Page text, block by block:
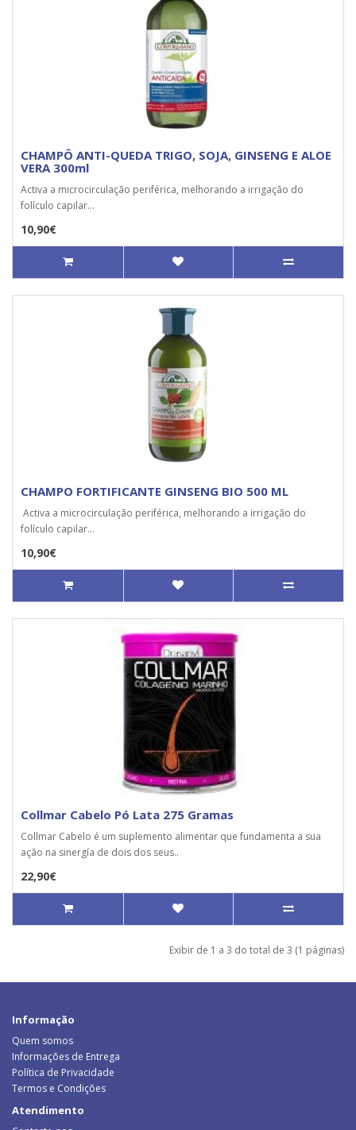
CHAMPÔ ANTI-QUEDA TRIGO, SOJA, GINSENG E ALOE
VERA 300ml
Activa a microcirculação periférica, melhorando a irrigação do
folículo capilar...
10,90€
CHAMPO FORTIFICANTE GINSENG BIO 500 ML
Activa a microcirculação periférica, melhorando a irrigação do
folículo capilar...
10,90€
Collmar Cabelo Pó Lata 275 Gramas
Collmar Cabelo é um suplemento alimentar que fundamenta a sua
ação na sinergía de dois dos seus..
22,90€
Exibir de 1 a 3 do total de 3 (1 páginas)
Informação
Quem somos
Informações de Entrega
Política de Privacidade
Termos e Condições
Atendimento